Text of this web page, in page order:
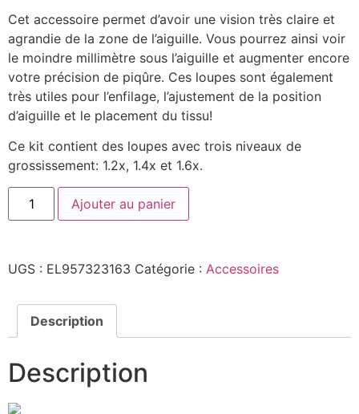
Cet accessoire permet d’avoir une vision très claire et
agrandie de la zone de l’aiguille. Vous pourrez ainsi voir
le moindre millimètre sous l’aiguille et augmenter encore
votre précision de piqûre. Ces loupes sont également
très utiles pour l’enfilage, l’ajustement de la position
d’aiguille et le placement du tissu!
Ce kit contient des loupes avec trois niveaux de
grossissement: 1.2x, 1.4x et 1.6x.
Ajouter au panier
UGS : EL957323163 Catégorie : Accessoires
Description
Description